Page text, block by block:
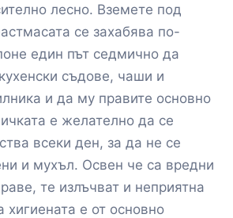
лесно. Вземете под
се захабява по-
един път седмично да
съдове, чаши и
и да му правите основно
е желателно да се
всеки ден, за да не се
и мухъл. Освен че са вредни
те излъчват и неприятна
е от основно